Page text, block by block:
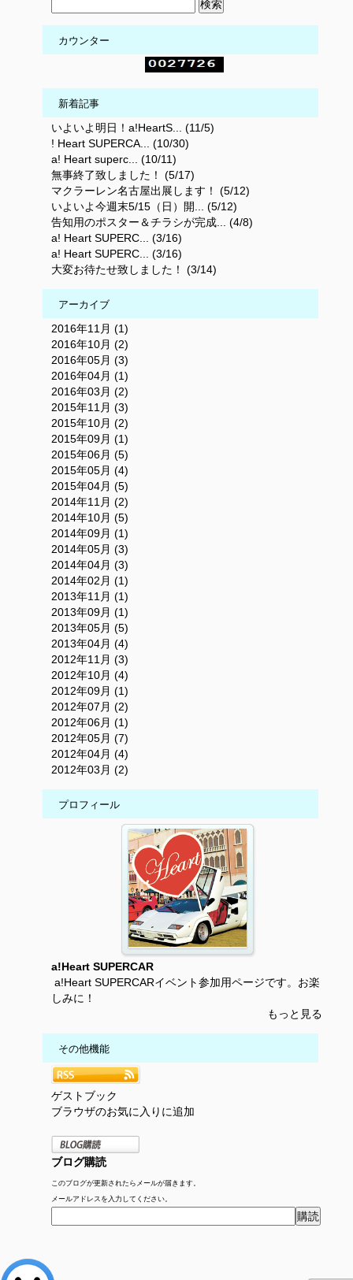
カウンター
新着記事
いよいよ明日！a!HeartS... (11/5)
! Heart SUPERCA... (10/30)
a! Heart superc... (10/11)
無事終了致しました！ (5/17)
マクラーレン名古屋出展します！ (5/12)
いよいよ今週末5/15（日）開... (5/12)
告知用のポスター＆チラシが完成... (4/8)
a! Heart SUPERC... (3/16)
a! Heart SUPERC... (3/16)
大変お待たせ致しました！ (3/14)
アーカイブ
2016年11月 (1)
2016年10月 (2)
2016年05月 (3)
2016年04月 (1)
2016年03月 (2)
2015年11月 (3)
2015年10月 (2)
2015年09月 (1)
2015年06月 (5)
2015年05月 (4)
2015年04月 (5)
2014年11月 (2)
2014年10月 (5)
2014年09月 (1)
2014年05月 (3)
2014年04月 (3)
2014年02月 (1)
2013年11月 (1)
2013年09月 (1)
2013年05月 (5)
2013年04月 (4)
2012年11月 (3)
2012年10月 (4)
2012年09月 (1)
2012年07月 (2)
2012年06月 (1)
2012年05月 (7)
2012年04月 (4)
2012年03月 (2)
プロフィール
a!Heart SUPERCAR
a!Heart SUPERCARイベント参加用ページです。お楽
しみに！
もっと見る
その他機能
ゲストブック
ブラウザのお気に入りに追加
ブログ購読
このブログが更新されたらメールが届きます。
メールアドレスを入力してください。